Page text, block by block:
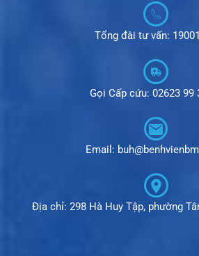
Tổng đài tư vấn:
Gọi Cấp cứu: 02623 99
Email:
Địa chỉ: 298 Hà Huy Tập, phường